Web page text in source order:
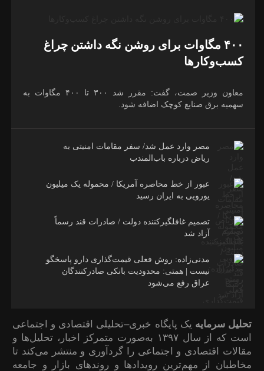
۴۰۰ مگاوات برای روشن نگه داشتن چراغ
کسب‌وکار‌ها
معاون وزیر صمت، گفت: مقرر شد ۳۰۰ تا ۴۰۰ مگاوات به
سهمیه برق صنایع کوچک اضافه شود.
مصر وارد عمل شد/ سفر مقامات امنیتی به
ریاض درباره باب‌المندب
عبور از خط محاصره آمریکا / محموله یک میلیون
یورویی به ایران رسید
تصمیم غافلگیرکننده دولت / صادرات قند رسماً
آزاد شد
مدنی‌زاده: روش فعلی قیمت‌گذاری دارو پاسخگو
نیست | همتی: محدودیت بانکی صادرکنندگان
عراق رفع می‌شود
تحلیل سرمایه یک پایگاه خبری–تحلیلی اقتصادی و اجتماعی
است که از سال ۱۳۹۷ به‌صورت متمرکز اخبار، تحلیل‌ها و
مقالات اقتصادی و اجتماعی را گردآوری و منتشر می‌کند تا
مخاطبان از مهم‌ترین رویدادها و روندهای بازار و جامعه